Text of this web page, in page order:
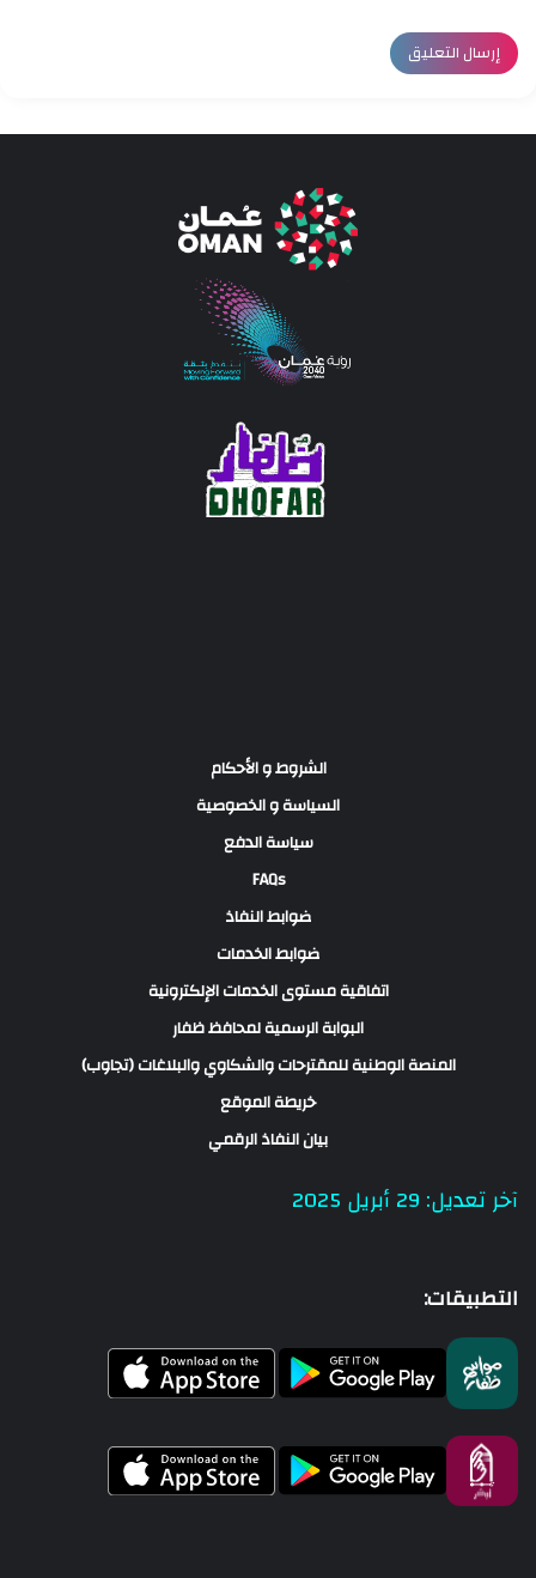
الشروط و الأحكام
السياسة و الخصوصية
سياسة الدفع
FAQs
ضوابط النفاذ
ضوابط الخدمات
اتفاقية مستوى الخدمات الإلكترونية
البوابة الرسمية لمحافظ ظفار
المنصة الوطنية للمقترحات والشكاوي والبلاغات (تجاوب)
خريطة الموقع
بيان النفاذ الرقمي
آخر تعديل: 29 أبريل 2025
التطبيقات: